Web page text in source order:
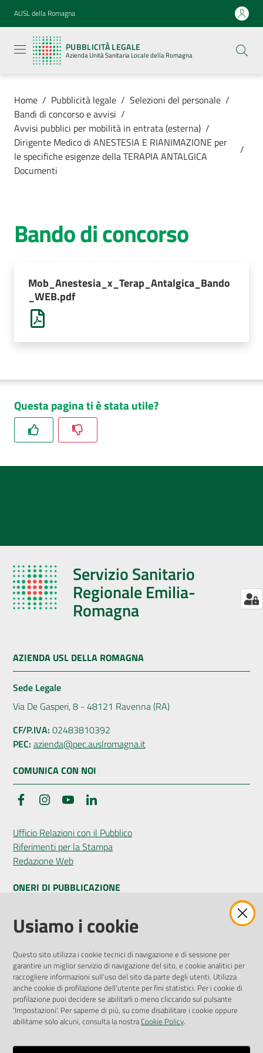
Vai al contenuto
Vai alla navigazione
Vai al footer
AUSL della Romagna
PUBBLICITÀ LEGALE
Azienda Unità Sanitaria Locale della Romagna
legale
Azienda
Unità
Locale della
Azienda
Luoghi di
cura
AUSL
Comunica
Home / Pubblicità legale / Selezioni del personale /
Bandi di concorso e avvisi /
Avvisi pubblici per mobilità in entrata (esterna) /
Dirigente Medico di ANESTESIA E RIANIMAZIONE per
le specifiche esigenze della TERAPIA ANTALGICA
/
Documenti
Bando di concorso
Mob_Anestesia_x_Terap_Antalgica_Bando
_WEB.pdf
Questa pagina ti è stata utile?
Servizio Sanitario
Regionale Emilia-
Romagna
AZIENDA USL DELLA ROMAGNA
Sede Legale
Via De Gasperi, 8 - 48121 Ravenna (RA)
CF/P.IVA: 02483810392
PEC: azienda@pec.auslromagna.it
COMUNICA CON NOI
FacebookInstagramYouTube
Ufficio Relazioni con il Pubblico
Riferimenti per la Stampa
Redazione Web
ONERI DI PUBBLICAZIONE
Amministrazione Trasparente
Pubblicità legale
Privacy Policy
Attuazione Misure PNRR
Liste di Attesa
ENTI, IMPRESE E PARTNER
Fatturazione Elettronica
Usiamo i cookie
Questo sito utilizza i cookie tecnici di navigazione e di sessione per
garantire un miglior servizio di navigazione del sito, e cookie analitici per
raccogliere informazioni sull'uso del sito da parte degli utenti. Utilizza
anche cookie di profilazione dell'utente per fini statistici. Per i cookie di
profilazione puoi decidere se abilitarli o meno cliccando sul pulsante
'Impostazioni'. Per saperne di più, su come disabilitare i cookie oppure
abilitarne solo alcuni, consulta la nostraCookie Policy.